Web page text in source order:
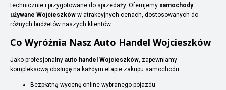
technicznie i przygotowane do sprzedaży. Oferujemy samochody
używane Wojcieszków w atrakcyjnych cenach, dostosowanych do
różnych budżetów naszych klientów.
Co Wyróżnia Nasz Auto Handel Wojcieszków
Jako profesjonalny auto handel Wojcieszków, zapewniamy
kompleksową obsługę na każdym etapie zakupu samochodu:
Bezpłatną wycenę online wybranego pojazdu